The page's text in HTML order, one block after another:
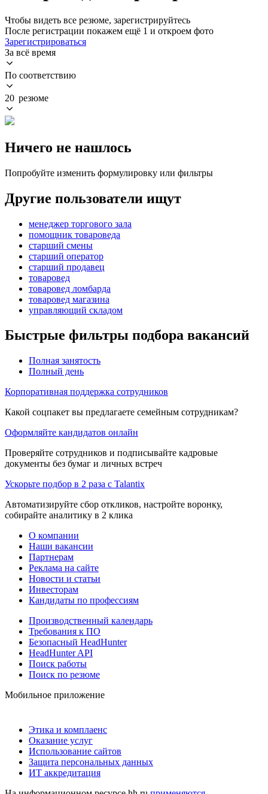
Чтобы видеть все резюме, зарегистрируйтесь
После регистрации покажем ещё 1 и откроем фото
Зарегистрироваться
За всё время
По соответствию
20 резюме
Ничего не нашлось
Попробуйте изменить формулировку или фильтры
Другие пользователи ищут
менеджер торгового зала
помощник товароведа
старший смены
старший оператор
старший продавец
товаровед
товаровед ломбарда
товаровед магазина
управляющий складом
Быстрые фильтры подбора вакансий
Полная занятость
Полный день
Корпоративная поддержка сотрудников
Какой соцпакет вы предлагаете семейным сотрудникам?
Оформляйте кандидатов онлайн
Проверяйте сотрудников и подписывайте кадровые
документы без бумаг и личных встреч
Ускорьте подбор в 2 раза с Talantix
Автоматизируйте сбор откликов, настройте воронку,
собирайте аналитику в 2 клика
О компании
Наши вакансии
Партнерам
Реклама на сайте
Новости и статьи
Инвесторам
Кандидаты по профессиям
Производственный календарь
Требования к ПО
Безопасный HeadHunter
HeadHunter API
Поиск работы
Поиск по резюме
Мобильное приложение
Этика и комплаенс
Оказание услуг
Использование сайтов
Защита персональных данных
ИТ аккредитация